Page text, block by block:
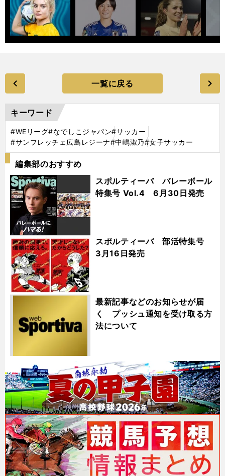
一覧に戻る
キーワード
#WEリーグ#なでしこジャパン#サッカー
#サンフレッチェ広島レジーナ#中嶋淑乃#女子サッカー
編集部のおすすめ
スポルティーバ バレーボール
特集号 Vol.4 6月30日発売
スポルティーバ 部活特集号
3月16日発売
最新記事などのお知らせが届
く プッシュ通知を受け取る方
法について